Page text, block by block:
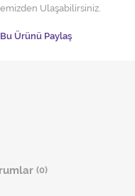
Ulaşabilirsiniz.
Bu Ürünü Paylaş
(0)